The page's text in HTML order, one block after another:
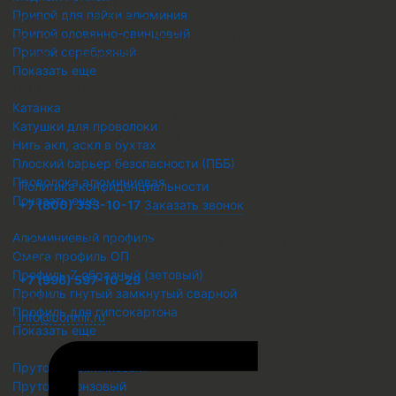
Припой для пайки алюминия
Припой оловянно-свинцовый
Припой серебряный
Показать еще
Катанка
Катушки для проволоки
Нить акл, аскл в бухтах
Плоский барьер безопасности (ПББ)
Проволока алюминиевая
Показать еще
Алюминиевый профиль
Омега профиль ОП
Профиль Z образный (зетовый)
Профиль гнутый замкнутый сварной
Профиль для гипсокартона
Показать еще
Пруток металлический
Пруток алюминиевый
Пруток бронзовый
потребностей бизнеса
Комплексное снабжение предприятий
ОГРН 1236600076680
© ООО "ПТК "Боримир"
Предложение не является
публичной офертой.
Политика конфиденциальности
+7 (800) 333-10-17 Заказать звонок
г. Екатеринбург, ул. Малышева 51, офис 605
Телефон
+7 (996) 597-10-29
Email
info@borimir.ru